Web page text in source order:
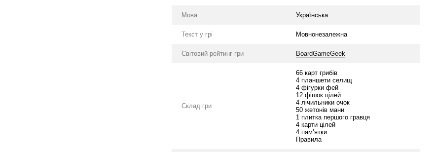
Мова Українська
Текст у грі Мовнонезалежна
Світовий рейтинг гри BoardGameGeek
Склад гри
66 карт грибів
4 планшети селищ
4 фігурки фей
12 фішок цілей
4 лічильники очок
50 жетонів мани
1 плитка першого гравця
4 карти цілей
4 пам’ятки
Правила